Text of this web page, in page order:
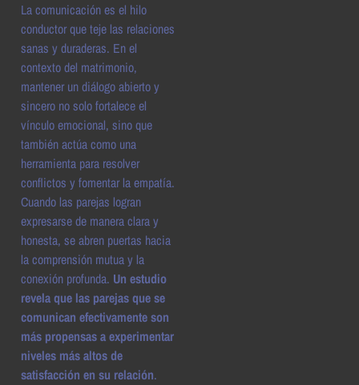
La comunicación es el hilo
conductor que teje las relaciones
sanas y duraderas. En el
contexto del matrimonio,
mantener un diálogo abierto y
sincero no solo fortalece el
vínculo emocional, sino que
también actúa como una
herramienta para resolver
conflictos y fomentar la empatía.
Cuando las parejas logran
expresarse de manera clara y
honesta, se abren puertas hacia
la comprensión mutua y la
conexión profunda. Un estudio
revela que las parejas que se
comunican efectivamente son
más propensas a experimentar
niveles más altos de
satisfacción en su relación.